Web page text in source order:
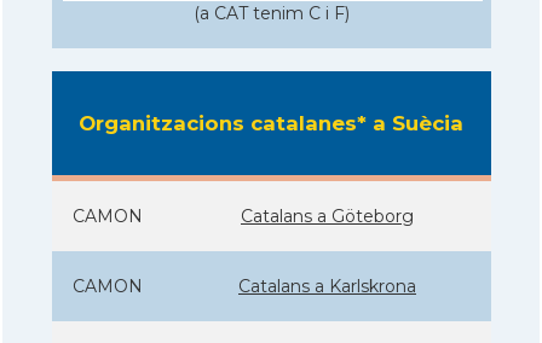
(a CAT tenim C i F)
Organitzacions catalanes* a Suècia
CAMON Catalans a Göteborg
CAMON Catalans a Karlskrona